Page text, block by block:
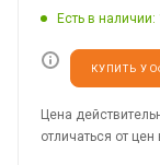
Есть в наличии:
КУПИТЬ У
Цена
отличаться от